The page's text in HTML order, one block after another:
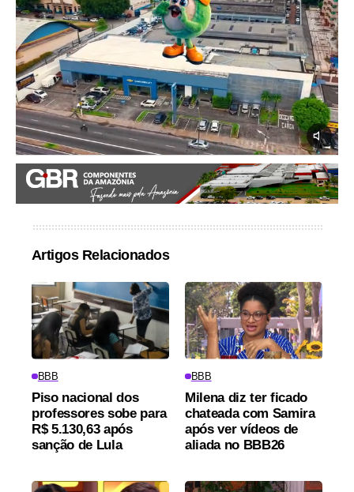
Artigos Relacionados
BBB
Piso nacional dos
professores sobe para
R$ 5.130,63 após
sanção de Lula
BBB
Milena diz ter ficado
chateada com Samira
após ver vídeos de
aliada no BBB26